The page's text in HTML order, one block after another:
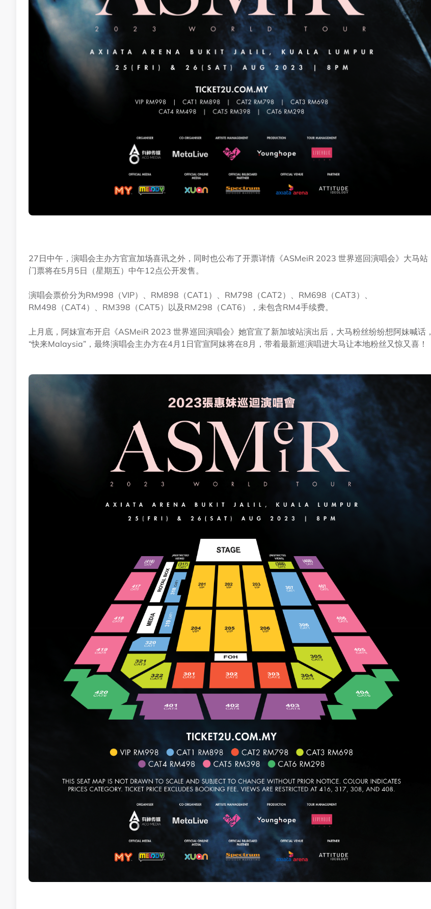
27日中午，演唱会主办方官宣加场喜讯之外，同时也公布了开票详情《ASMeiR 2023 世界巡回演唱会》大马站
门票将在5月5日（星期五）中午12点公开发售。
演唱会票价分为RM998（VIP）、RM898（CAT1）、RM798（CAT2）、RM698（CAT3）、
RM498（CAT4）、RM398（CAT5）以及RM298（CAT6），未包含RM4手续费。
上月底，阿妹宣布开启《ASMeiR 2023 世界巡回演唱会》她官宣了新加坡站演出后，大马粉丝纷纷想阿妹喊话，
“快来Malaysia”，最终演唱会主办方在4月1日官宣阿妹将在8月，带着最新巡演唱进大马让本地粉丝又惊又喜！